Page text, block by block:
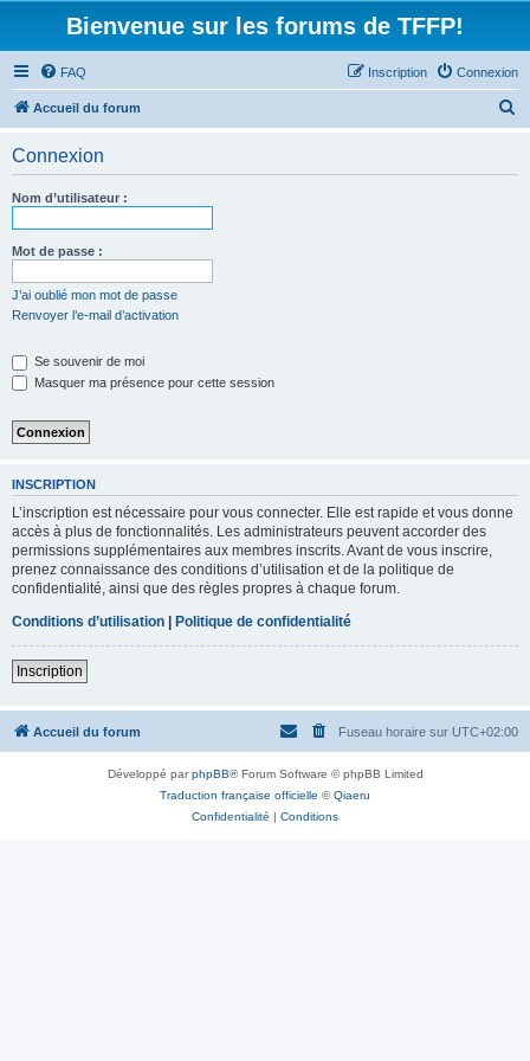
Bienvenue sur les forums de TFFP!
FAQ Connexion
Inscription
Accueil du forum
Connexion
Nom d’utilisateur :
Mot de passe :
J’ai oublié mon mot de passe
Renvoyer l’e-mail d’activation
Se souvenir de moi
Masquer ma présence pour cette session
INSCRIPTION
L’inscription est nécessaire pour vous connecter. Elle est rapide et vous donne
accès à plus de fonctionnalités. Les administrateurs peuvent accorder des
permissions supplémentaires aux membres inscrits. Avant de vous inscrire,
prenez connaissance des conditions d’utilisation et de la politique de
confidentialité, ainsi que des règles propres à chaque forum.
Conditions d’utilisation | Politique de confidentialité
Inscription
Accueil du forum Fuseau horaire sur UTC+02:00
Développé parphpBB® Forum Software © phpBB Limited
Traduction française officielle ©Qiaeru
Confidentialité | Conditions